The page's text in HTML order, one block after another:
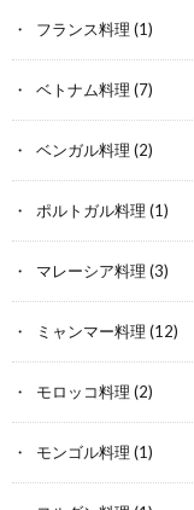
フランス料理 (1)
ベトナム料理 (7)
ベンガル料理 (2)
ポルトガル料理 (1)
マレーシア料理 (3)
ミャンマー料理 (12)
モロッコ料理 (2)
モンゴル料理 (1)